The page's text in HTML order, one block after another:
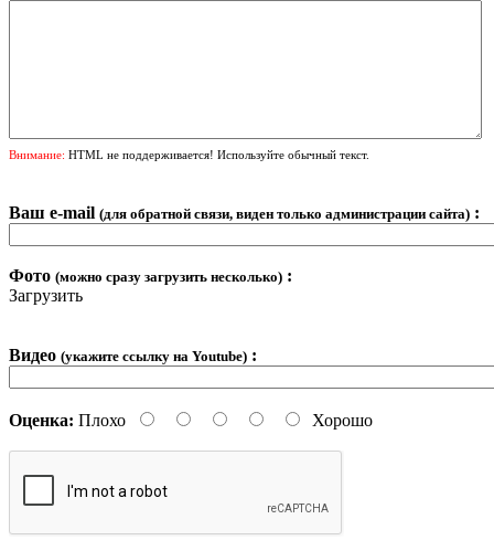
Внимание: HTML не поддерживается! Используйте обычный текст.
Ваш e-mail (для обратной связи, виден только администрации сайта) :
Фото (можно сразу загрузить несколько) :
Загрузить
Видео (укажите ссылку на Youtube) :
Оценка: Плохо Хорошо